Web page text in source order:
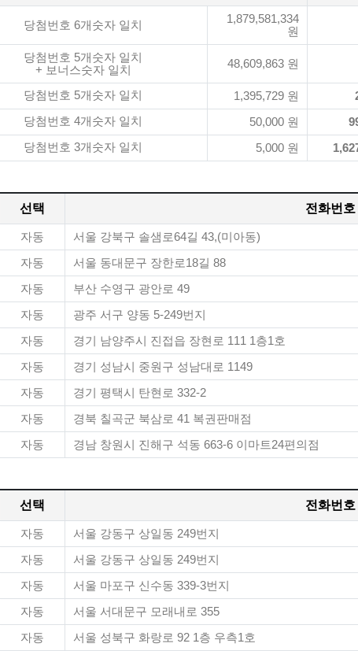
당첨번호 6개숫자 일치
1,879,581,334
원
당첨번호 5개숫자 일치
+ 보너스숫자 일치
48,609,863 원
당첨번호 5개숫자 일치 1,395,729 원
당첨번호 4개숫자 일치 50,000 원
당첨번호 3개숫자 일치 5,000 원
선택 전화번호
자동 서울 강북구 솔샘로64길 43,(미아동)
자동 서울 동대문구 장한로18길 88
자동 부산 수영구 광안로 49
자동 광주 서구 양동 5-249번지
자동 경기 남양주시 진접읍 장현로 111 1층1호
자동 경기 성남시 중원구 성남대로 1149
자동 경기 평택시 탄현로 332-2
자동 경북 칠곡군 북삼로 41 복권판매점
자동 경남 창원시 진해구 석동 663-6 이마트24편의점
선택 전화번호
자동 서울 강동구 상일동 249번지
자동 서울 강동구 상일동 249번지
자동 서울 마포구 신수동 339-3번지
자동 서울 서대문구 모래내로 355
자동 서울 성북구 화랑로 92 1층 우측1호